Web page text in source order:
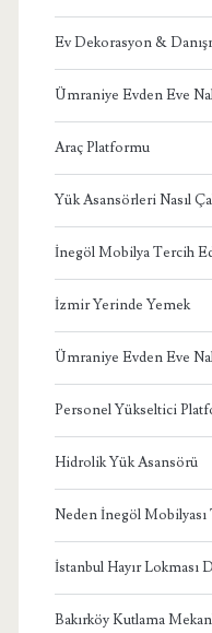
Ev Dekorasyon &
Ümraniye Evden Eve
Araç Platformu
Yük Asansörleri Nasıl
İnegöl Mobilya Tercih
İzmir Yerinde Yemek
Ümraniye Evden Eve
Personel Yükseltici
Hidrolik Yük Asansörü
Neden İnegöl
İstanbul Hayır Lokması
Bakırköy Kutlama